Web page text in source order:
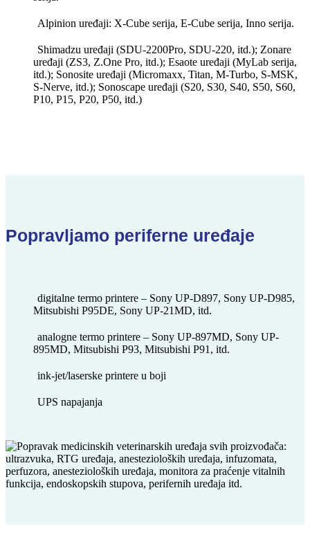
Alpinion uređaji: X-Cube serija, E-Cube serija, Inno serija.
Shimadzu uređaji (SDU-2200Pro, SDU-220, itd.); Zonare
uređaji (ZS3, Z.One Pro, itd.); Esaote uređaji (MyLab serija,
itd.); Sonosite uređaji (Micromaxx, Titan, M-Turbo, S-MSK,
S-Nerve, itd.); Sonoscape uređaji (S20, S30, S40, S50, S60,
P10, P15, P20, P50, itd.)
Popravljamo periferne uređaje
digitalne termo printere – Sony UP-D897, Sony UP-D985,
Mitsubishi P95DE, Sony UP-21MD, itd.
analogne termo printere – Sony UP-897MD, Sony UP-
895MD, Mitsubishi P93, Mitsubishi P91, itd.
ink-jet/laserske printere u boji
UPS napajanja